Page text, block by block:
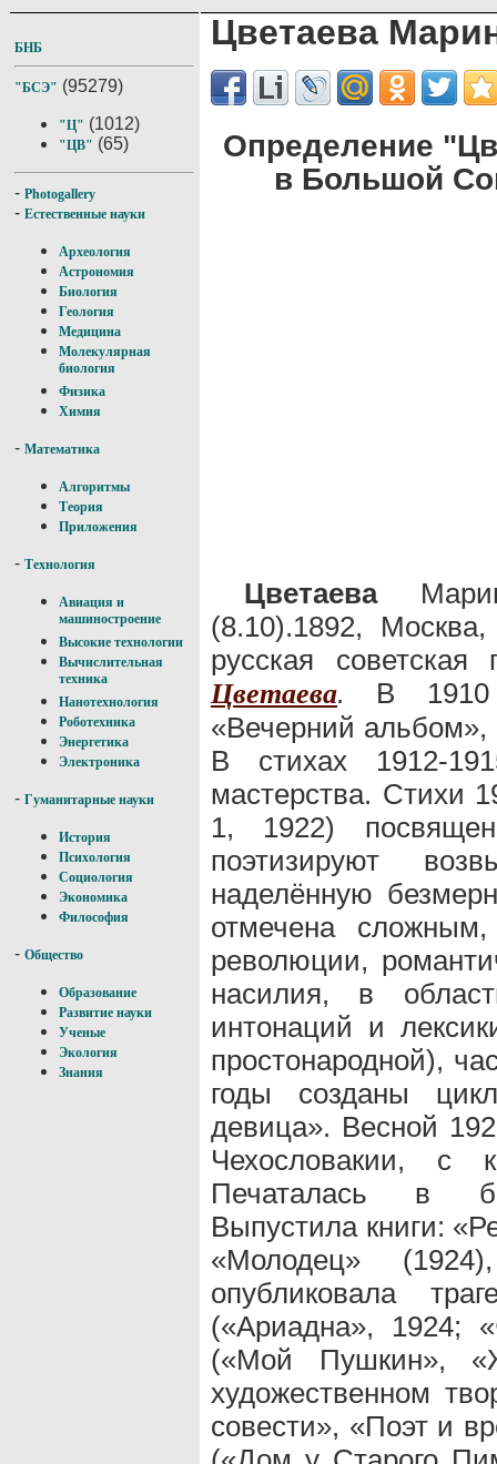
БНБ
"БСЭ" (95279)
"Ц" (1012)
"ЦВ" (65)
- Photogallery
- Естественные науки
Археология
Астрономия
Биология
Геология
Медицина
Молекулярная
биология
Физика
Химия
- Математика
Алгоритмы
Теория
Приложения
- Технология
Авиация и
машиностроение
Высокие технологии
Вычислительная
техника
Нанотехнология
Роботехника
Энергетика
Электроника
- Гуманитарные науки
История
Психология
Социология
Экономика
Философия
- Общество
Образование
Развитие науки
Ученые
Экология
Знания
Цветаева
Определение
в Большой
Цветаева
(8.10).1892,
русская
Цветаева. В 1910
«Вечерний
В стихах 1912-
мастерства. Стихи
1, 1922)
поэтизируют
наделённую
отмечена
революции,
насилия, в
интонаций и
простонародной),
годы созданы
девица». Весной
Чехословакии,
Печаталась в
Выпустила книги:
«Молодец»
опубликовала
(«Ариадна», 1924;
(«Мой Пушкин»,
художественном
совести», «Поэт и